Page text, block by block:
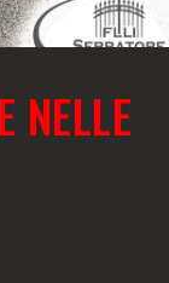
NELLE